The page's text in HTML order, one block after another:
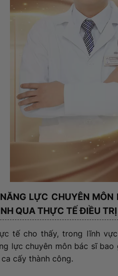
LỰC CHUYÊN
QUA THỰC TẾ ĐIỀU TRỊ
tế cho thấy, trong lĩnh
lực chuyên môn bác sĩ
ca cấy thành công.